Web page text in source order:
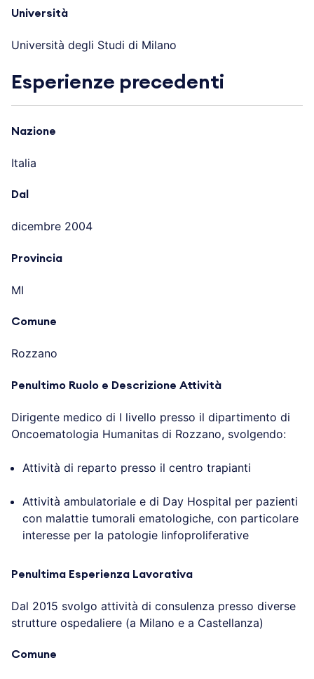
Università
Università degli Studi di Milano
Esperienze precedenti
Nazione
Italia
Dal
dicembre 2004
Provincia
MI
Comune
Rozzano
Penultimo Ruolo e Descrizione Attività
Dirigente medico di I livello presso il dipartimento di
Oncoematologia Humanitas di Rozzano, svolgendo:
Attività di reparto presso il centro trapianti
Attività ambulatoriale e di Day Hospital per pazienti
con malattie tumorali ematologiche, con particolare
interesse per la patologie linfoproliferative
Penultima Esperienza Lavorativa
Dal 2015 svolgo attività di consulenza presso diverse
strutture ospedaliere (a Milano e a Castellanza)
Comune